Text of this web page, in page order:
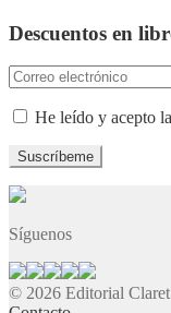
Descuentos en
He leído y acepto la
Síguenos
© 2026 Editorial Claret